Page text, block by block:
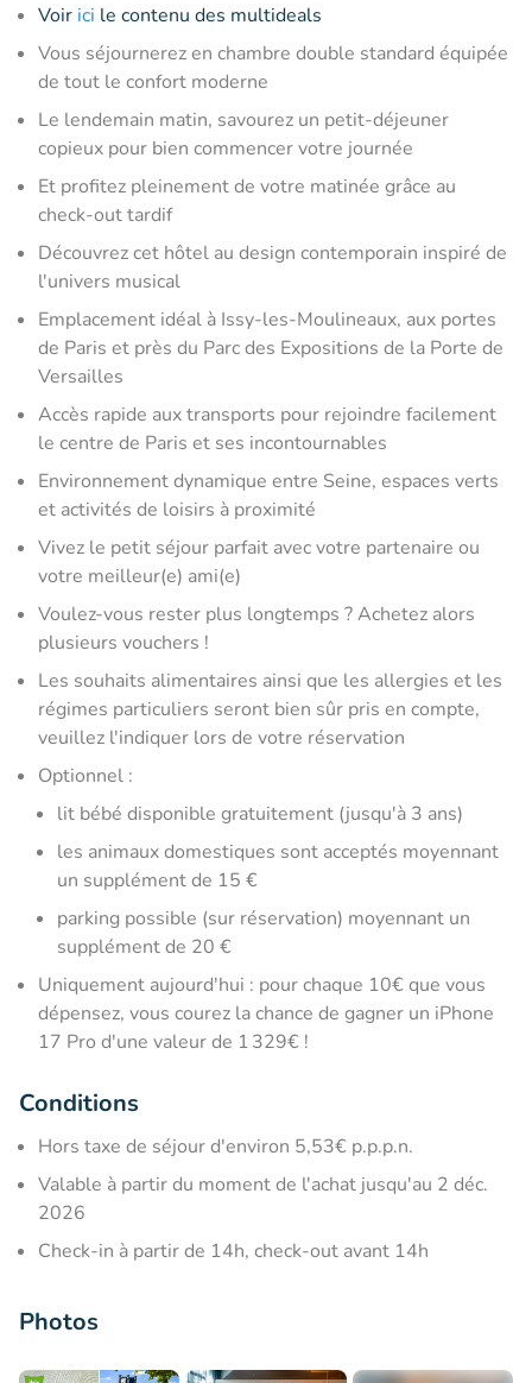
Voir ici le contenu des multideals
Vous séjournerez en chambre double standard équipée
de tout le confort moderne
Le lendemain matin, savourez un petit-déjeuner
copieux pour bien commencer votre journée
Et profitez pleinement de votre matinée grâce au
check-out tardif
Découvrez cet hôtel au design contemporain inspiré de
l'univers musical
Emplacement idéal à Issy-les-Moulineaux, aux portes
de Paris et près du Parc des Expositions de la Porte de
Versailles
Accès rapide aux transports pour rejoindre facilement
le centre de Paris et ses incontournables
Environnement dynamique entre Seine, espaces verts
et activités de loisirs à proximité
Vivez le petit séjour parfait avec votre partenaire ou
votre meilleur(e) ami(e)
Voulez-vous rester plus longtemps ? Achetez alors
plusieurs vouchers !
Les souhaits alimentaires ainsi que les allergies et les
régimes particuliers seront bien sûr pris en compte,
veuillez l'indiquer lors de votre réservation
Optionnel :
lit bébé disponible gratuitement (jusqu'à 3 ans)
les animaux domestiques sont acceptés moyennant
un supplément de 15 €
parking possible (sur réservation) moyennant un
supplément de 20 €
Uniquement aujourd'hui : pour chaque 10€ que vous
dépensez, vous courez la chance de gagner un iPhone
17 Pro d'une valeur de 1 329€ !
Conditions
Hors taxe de séjour d'environ 5,53€ p.p.p.n.
Valable à partir du moment de l'achat jusqu'au 2 déc.
2026
Check-in à partir de 14h, check-out avant 14h
Photos